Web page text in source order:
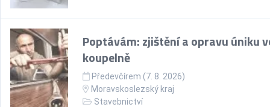
Poptávám: zjištění a opravu úniku
koupelně
Předevčírem (7. 8. 2026)
Moravskoslezský kraj
Stavebnictví